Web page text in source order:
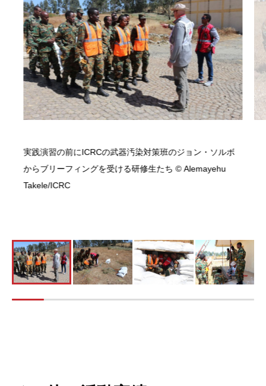
実践演習の前にICRCの武器汚染対策班のジョン・ソルボ
からブリーフィングを受ける研修生たち © Alemayehu
Takele/ICRC